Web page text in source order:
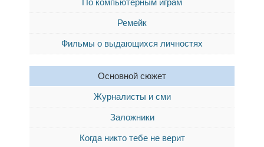
По компьютерным играм
Ремейк
Фильмы о выдающихся личностях
Основной сюжет
Журналисты и сми
Заложники
Когда никто тебе не верит